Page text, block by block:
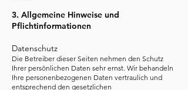
3. Allgemeine Hinweise und
Pflichtinformationen
Datenschutz
Die Betreiber dieser Seiten nehmen den Schutz
Ihrer persönlichen Daten sehr ernst. Wir behandeln
Ihre personenbezogenen Daten vertraulich und
entsprechend den gesetzlichen